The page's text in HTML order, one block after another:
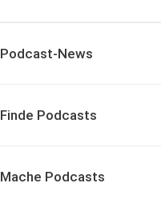
Podcast-News
Finde Podcasts
Mache Podcasts